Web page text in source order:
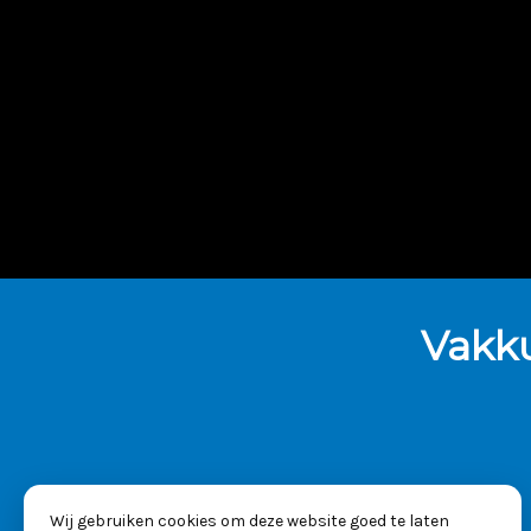
Wij gebruiken cookies om deze website goed te laten